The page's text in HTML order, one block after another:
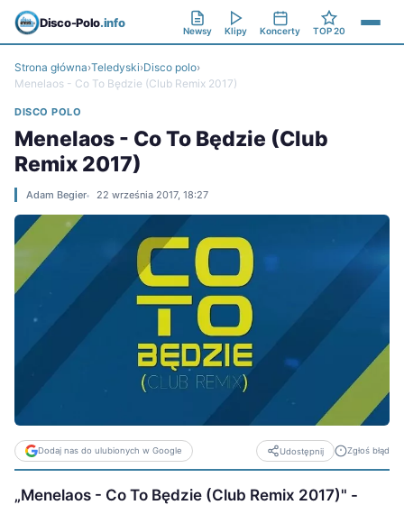
Disco-Polo.info
Newsy Klipy Koncerty TOP 20
Strona główna›Teledyski›Disco polo›
Menelaos - Co To Będzie (Club Remix 2017)
DISCO POLO
Menelaos - Co To Będzie (Club
Remix 2017)
Adam Begier 22 września 2017, 18:27
Dodaj nas do ulubionych w Google Udostępnij Zgłoś błąd
„Menelaos - Co To Będzie (Club Remix 2017)" -